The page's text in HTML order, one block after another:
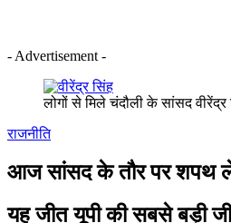
- Advertisement -
लोगों से मिले चंदौली के सांसद
राजनीति
आज सांसद के तौर पर शपथ
यह जीत यूपी की सबसे बड़ी